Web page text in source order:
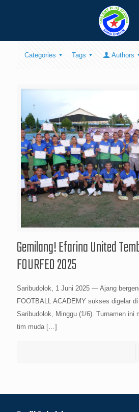
Categories Tags Authors
Gemilang! Efarina United
FOURFEO 2025
Saribudolok, 1 Juni 2025 — Ajang
FOOTBALL ACADEMY sukses digelar di
Saribudolok, Minggu (1/6). Turnamen ini
tim muda […]